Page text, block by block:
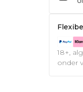
18+,
onder